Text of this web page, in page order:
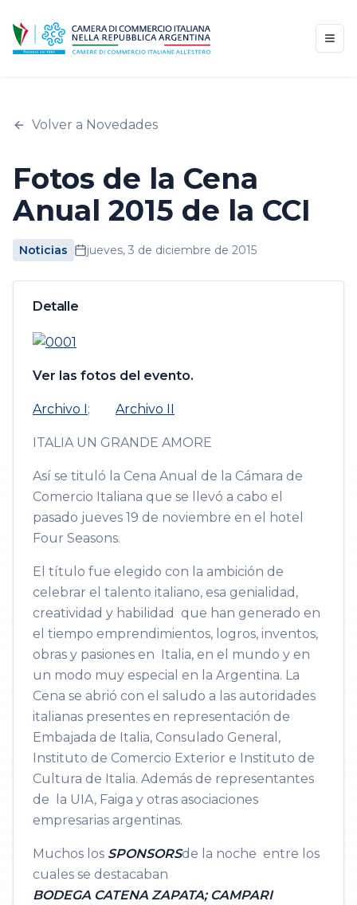
Volver a Novedades
Fotos de la Cena
Anual 2015 de la CCI
Noticias jueves, 3 de diciembre de 2015
Detalle
Ver las fotos del evento.
Archivo I; Archivo II
ITALIA UN GRANDE AMORE
Así se tituló la Cena Anual de la Cámara de
Comercio Italiana que se llevó a cabo el
pasado jueves 19 de noviembre en el hotel
Four Seasons.
El título fue elegido con la ambición de
celebrar el talento italiano, esa genialidad,
creatividad y habilidad que han generado en
el tiempo emprendimientos, logros, inventos,
obras y pasiones en Italia, en el mundo y en
un modo muy especial en la Argentina. La
Cena se abrió con el saludo a las autoridades
italianas presentes en representación de
Embajada de Italia, Consulado General,
Instituto de Comercio Exterior e Instituto de
Cultura de Italia. Además de representantes
de la UIA, Faiga y otras asociaciones
empresarias argentinas.
Muchos los SPONSORSde la noche entre los
cuales se destacaban
BODEGA CATENA ZAPATA; CAMPARI